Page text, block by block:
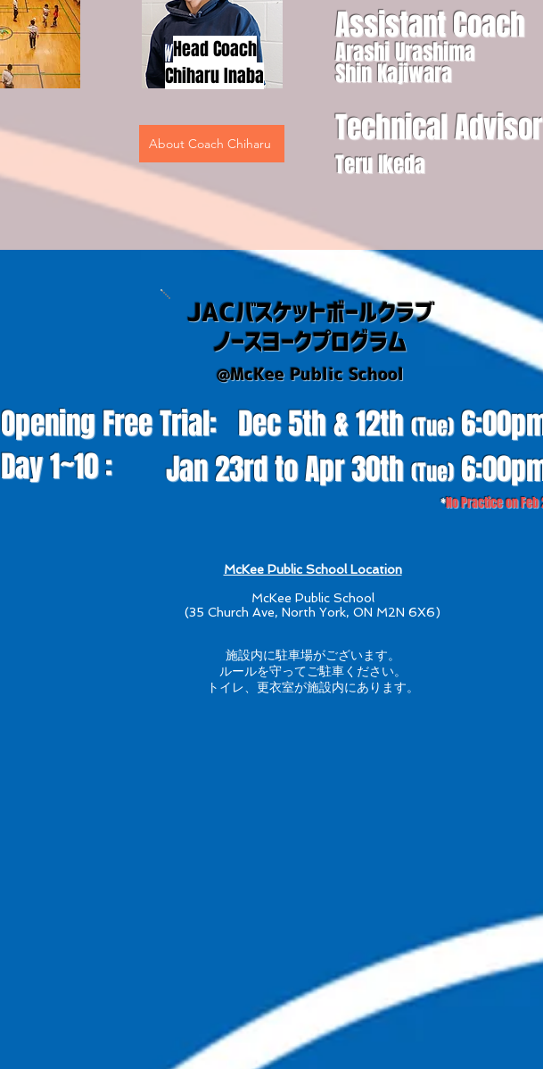
​Head Coach
Chiharu Inaba
About Coach Chiharu
Assistant Coach
Arashi Urashima
Shin Kajiwara
Technical Advisor
Teru Ikeda
JACバスケットボールクラブ
ノースヨークプログラム
@McKee Public School
Opening Free Trial:
Day 1~10 :
Dec 5th & 12th(Tue)6
Jan 23rdto Apr 30th(Tue)6
*No Practice on
McKee Public School ​Location
McKee Public School
(35 Church Ave, North York, ON M2N 6X6)
施設内に駐車場がございます。
​ルールを守ってご駐車ください。
トイレ、更衣室が施設内にあります。